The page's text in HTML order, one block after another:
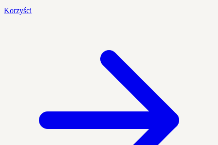
Korzyści